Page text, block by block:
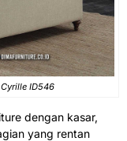
ID546
dengan kasar,
yang rentan